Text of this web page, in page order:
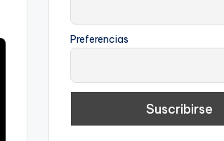
Preferencias